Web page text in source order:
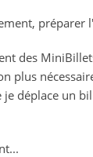
des
plus
déplace un